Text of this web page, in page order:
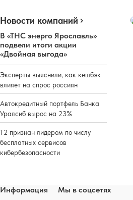
Новости компаний
В «ТНС энерго Ярославль»
подвели итоги акции
«Двойная выгода»
Эксперты выяснили, как кешбэк
влияет на спрос россиян
Автокредитный портфель Банка
Уралсиб вырос на 23%
Т2 признан лидером по числу
бесплатных сервисов
кибербезопасности
Информация
Мы в соцсетях